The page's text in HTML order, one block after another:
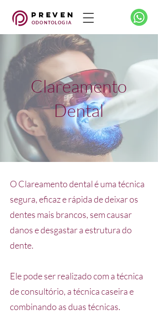
preven
ODONTOLOGIA
Clareamento
Dental
O Clareamento dental é uma técnica
segura, eficaz e rápida de deixar os
dentes mais brancos, sem causar
danos e desgastar a estrutura do
dente.
Ele pode ser realizado com a técnica
de consultório, a técnica caseira e
combinando as duas técnicas.